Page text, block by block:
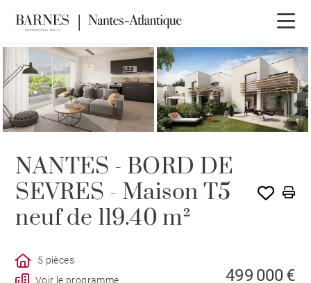
PROGRAMME
NANTES - BORD DE
SEVRES - Maison T5
neuf de 119.40 m²
5 pièces
Voir le programme
499 000 €